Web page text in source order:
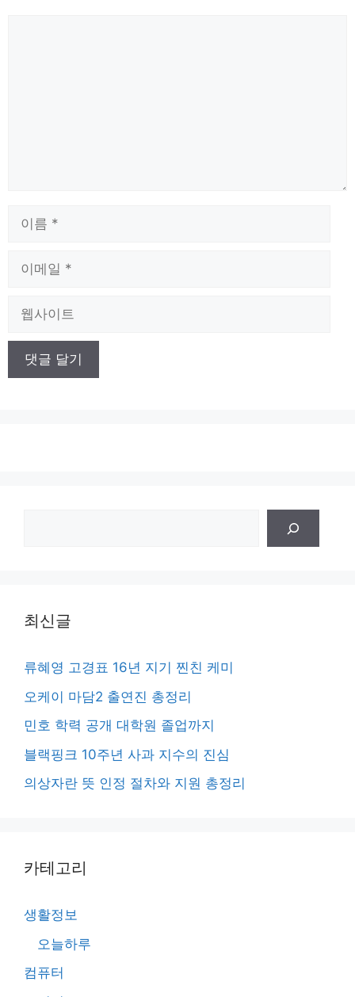
최신글
류혜영 고경표 16년 지기 찐친 케미
오케이 마담2 출연진 총정리
민호 학력 공개 대학원 졸업까지
블랙핑크 10주년 사과 지수의 진심
의상자란 뜻 인정 절차와 지원 총정리
카테고리
생활정보
오늘하루
컴퓨터